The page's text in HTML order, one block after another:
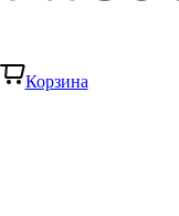
Корзина